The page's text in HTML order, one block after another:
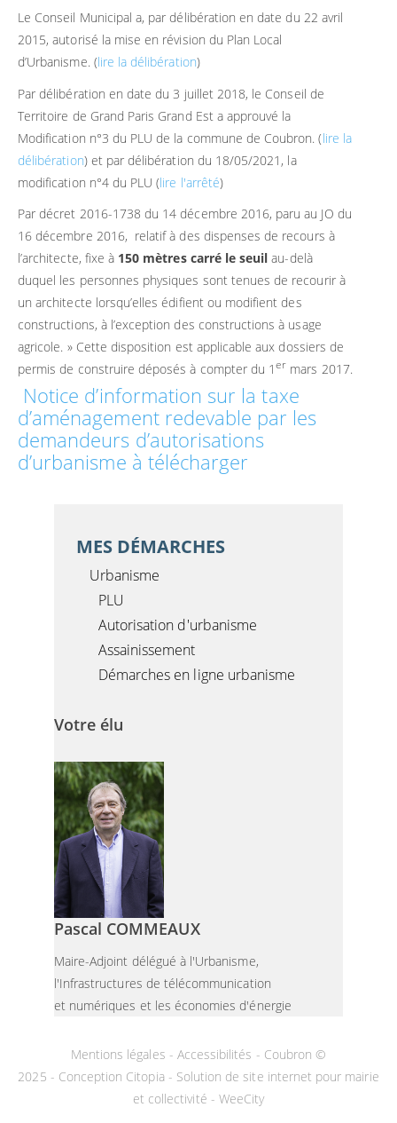
Le Conseil Municipal a, par délibération en date du 22 avril
2015, autorisé la mise en révision du Plan Local
d’Urbanisme. (lire la délibération)
Par délibération en date du 3 juillet 2018, le Conseil de
Territoire de Grand Paris Grand Est a approuvé la
Modification n°3 du PLU de la commune de Coubron. (lire la
délibération) et par délibération du 18/05/2021, la
modification n°4 du PLU (lire l'arrêté)
Par décret 2016-1738 du 14 décembre 2016, paru au JO du
16 décembre 2016, relatif à des dispenses de recours à
l’architecte, fixe à 150 mètres carré le seuil au-delà
duquel les personnes physiques sont tenues de recourir à
un architecte lorsqu’elles édifient ou modifient des
constructions, à l’exception des constructions à usage
agricole. » Cette disposition est applicable aux dossiers de
permis de construire déposés à compter du 1er mars 2017.
Notice d’information sur la taxe
d’aménagement redevable par les
demandeurs d’autorisations
d’urbanisme à télécharger
MES DÉMARCHES
Urbanisme
PLU
Autorisation d'urbanisme
Assainissement
Démarches en ligne urbanisme
Votre élu
Pascal COMMEAUX
Maire-Adjoint délégué à l'Urbanisme,
l'Infrastructures de télécommunication
et numériques et les économies d'énergie
Mentions légales - Accessibilités - Coubron ©
2025 - Conception Citopia- Solution de site internet pour mairie
et collectivité - WeeCity